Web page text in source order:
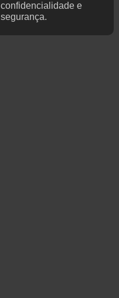
confidencialidade e
segurança.